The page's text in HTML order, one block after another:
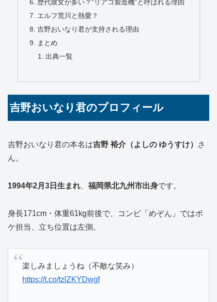
歴代彼女が多い？“リアコ製造機”と呼ばれる理由
エルフ荒川と熱愛？
吉野おいなり君が支持される理由
まとめ
出典一覧
吉野おいなり君のプロフィール
吉野おいなり君の本名は吉野 裕介（よしの ゆうすけ）
さ
ん。
1994年2月3日生まれ 福岡県北九州市出身です。
身長171cm・体重61kg前後で、コンビ「めぞん」ではボ
ケ担当、立ち位置は左側。
楽しみましょうね（不敵な笑み）
https://t.co/tzlZKYDwgf